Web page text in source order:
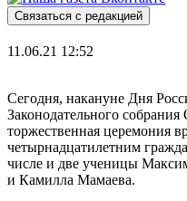
Связаться с редакцией
11.06.21 12:52
Сегодня, накануне Дня
Законодательного
торжественная церемония
четырнадцатилетним
числе и две ученицы
и Камилла Мамаева.